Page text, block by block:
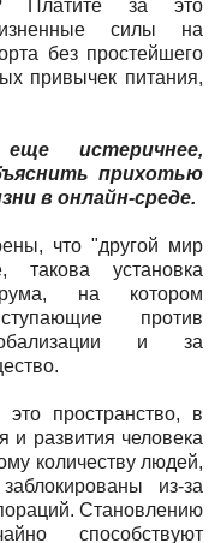
Платите за это
силы на
без простейшего
привычек питания,
истеричнее,
прихотью
в онлайн-среде.
что "другой мир
установка
на котором
против
и за
пространство, в
и развития человека
количеству людей,
из-за
Становлению
способствуют